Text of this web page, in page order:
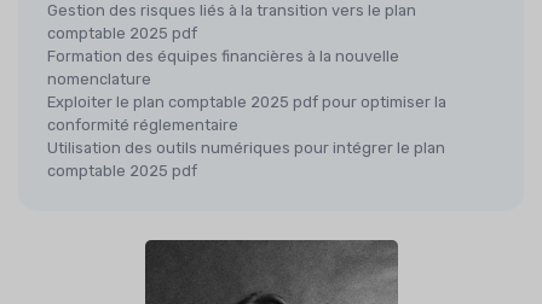
Gestion des risques liés à la transition vers le plan
comptable 2025 pdf
Formation des équipes financières à la nouvelle
nomenclature
Exploiter le plan comptable 2025 pdf pour optimiser la
conformité réglementaire
Utilisation des outils numériques pour intégrer le plan
comptable 2025 pdf